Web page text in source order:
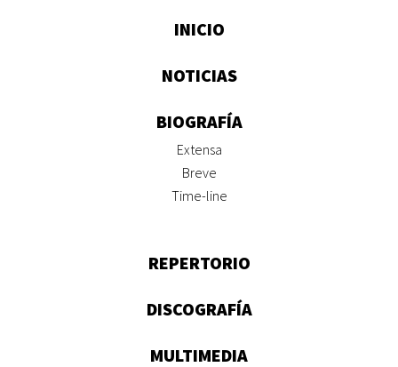
INICIO
NOTICIAS
BIOGRAFÍA
Extensa
Breve
Time-line
REPERTORIO
DISCOGRAFÍA
MULTIMEDIA